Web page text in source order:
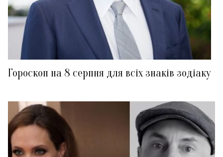
Гороскоп на 8 серпня для всіх знаків зодіаку